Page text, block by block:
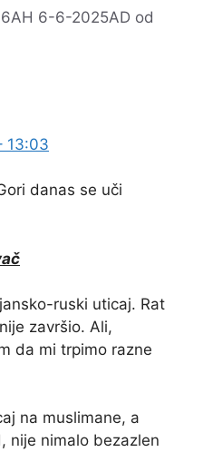
6-6-2025AD od
13:03
danas se uči
ruski uticaj. Rat
završio. Ali,
da mi trpimo razne
na muslimane, a
nije nimalo bezazlen